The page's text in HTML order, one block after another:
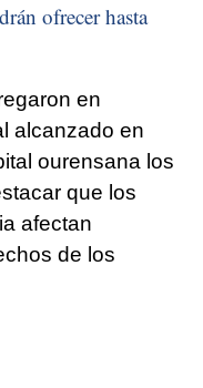
ofrecer hasta
en
alcanzado en
ourensana los
que los
afectan
de los